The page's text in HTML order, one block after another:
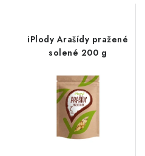
iPlody Arašídy pražené
solené 200 g